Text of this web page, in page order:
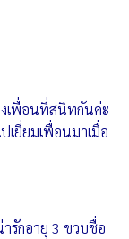
งเพื่อนที่สนิทกันค่ะ
เยี่ยมเพื่อนมาเมื่อ
รักอายุ 3 ขวบชื่อ